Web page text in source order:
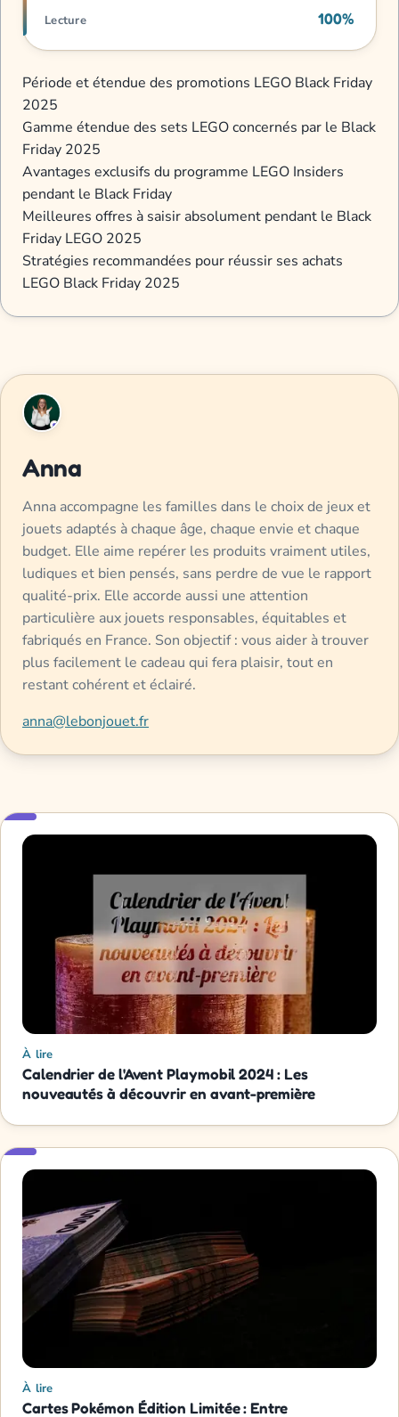
Lecture 100%
Période et étendue des promotions LEGO Black Friday
2025
Gamme étendue des sets LEGO concernés par le Black
Friday 2025
Avantages exclusifs du programme LEGO Insiders
pendant le Black Friday
Meilleures offres à saisir absolument pendant le Black
Friday LEGO 2025
Stratégies recommandées pour réussir ses achats
LEGO Black Friday 2025
Anna
Anna accompagne les familles dans le choix de jeux et
jouets adaptés à chaque âge, chaque envie et chaque
budget. Elle aime repérer les produits vraiment utiles,
ludiques et bien pensés, sans perdre de vue le rapport
qualité-prix. Elle accorde aussi une attention
particulière aux jouets responsables, équitables et
fabriqués en France. Son objectif : vous aider à trouver
plus facilement le cadeau qui fera plaisir, tout en
restant cohérent et éclairé.
anna@lebonjouet.fr
À lire
Calendrier de l'Avent Playmobil 2024 : Les
nouveautés à découvrir en avant-première
À lire
Cartes Pokémon Édition Limitée : Entre